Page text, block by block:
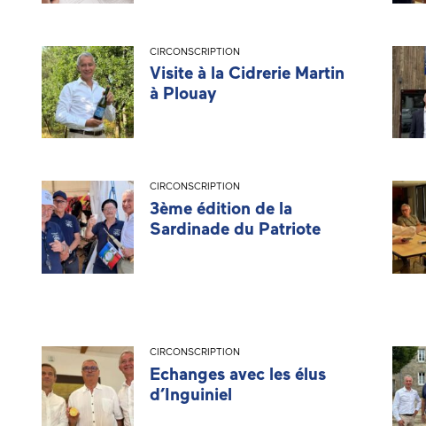
CIRCONSCRIPTION
Visite à la Cidrerie Martin
à Plouay
CIRCONSCRIPTION
3ème édition de la
Sardinade du Patriote
CIRCONSCRIPTION
Echanges avec les élus
d’Inguiniel